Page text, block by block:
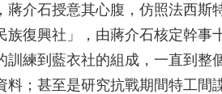
蔣介石授意其心腹，仿照法西斯
族復興社」，由蔣介石核定幹事
訓練到藍衣社的組成，一直到整
料；甚至是研究抗戰期間特工間